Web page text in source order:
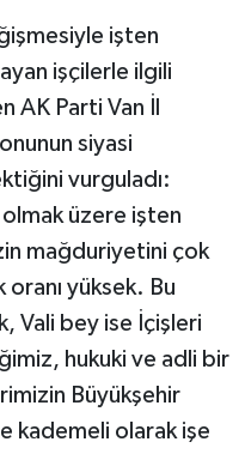
işten
işçilerle ilgili
Parti Van İl
siyasi
vurguladı:
üzere işten
mağduriyetini çok
yüksek. Bu
Vali bey ise İçişleri
hukuki ve adli bir
Büyükşehir
kademeli olarak işe